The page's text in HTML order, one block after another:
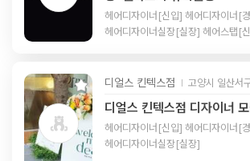
헤어디자이너[신입] 헤어디자이너[경력]
헤어디자이너실장[실장] 헤어스탭[신입] 헤어스탭
디얼스 킨텍스점 고양시 일산서
디얼스 킨텍스점 디자이너
헤어디자이너[신입] 헤어디자이너[경력]
헤어디자이너실장[실장]